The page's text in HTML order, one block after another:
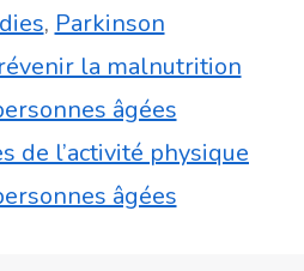
, Parkinson
la malnutrition
âgées
de l’activité physique
âgées